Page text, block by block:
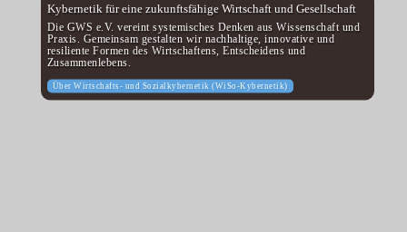
Kybernetik für eine zukunftsfähige Wirtschaft und Gesellschaft
Die GWS e.V. vereint systemisches Denken aus Wissenschaft und
Praxis. Gemeinsam gestalten wir nachhaltige, innovative und
resiliente Formen des Wirtschaftens, Entscheidens und
Zusammenlebens.
Über Wirtschafts- und Sozialkybernetik (WiSo-Kybernetik)